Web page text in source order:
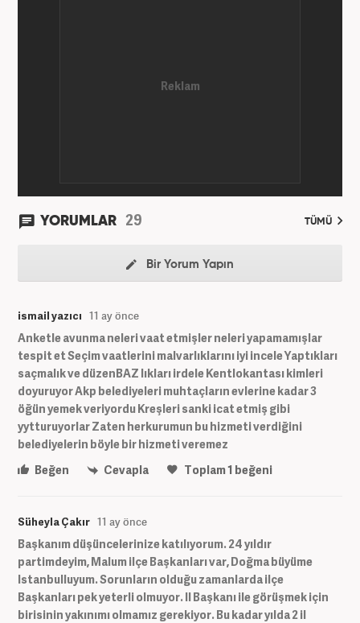
Haber7.com’da “Gündem Editörü” olarak devam
YORUMLAR 29 TÜMÜ
Bir Yorum Yapın
ismail yazıcı 11 ay önce
Anketle avunma neleri vaat etmişler neleri yapamamışlar
tespit et Seçim vaatlerini malvarlıklarını iyi incele Yaptıkları
saçmalık ve düzenBAZ lıkları irdele Kentlokantası kimleri
doyuruyor Akp belediyeleri muhtaçların evlerine kadar 3
öğün yemek veriyordu Kreşleri sanki icat etmiş gibi
yytturuyorlar Zaten herkurumun bu hizmeti verdiğini
belediyelerin böyle bir hizmeti veremez
Beğen
Cevapla Toplam1 beğeni
Süheyla Çakır 11 ay önce
Başkanım düşüncelerinize katılıyorum. 24 yıldır
partimdeyim, Malum ilçe Başkanları var, Doğma büyüme
Istanbulluyum. Sorunların olduğu zamanlarda ilçe
Başkanları pek yeterli olmuyor. Il Başkanı ile görüşmek için
birisinin yakınımı olmamız gerekiyor. Bu kadar yılda 2 il